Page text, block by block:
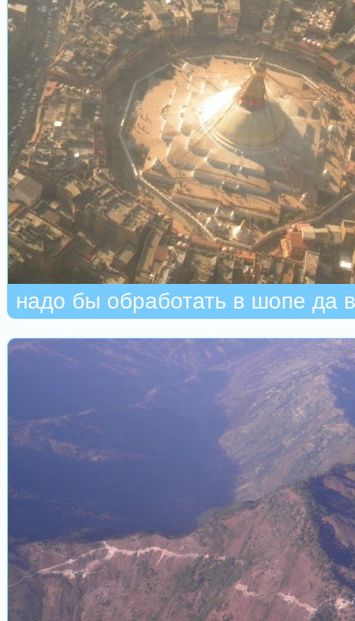
надо бы обработать в шопе да